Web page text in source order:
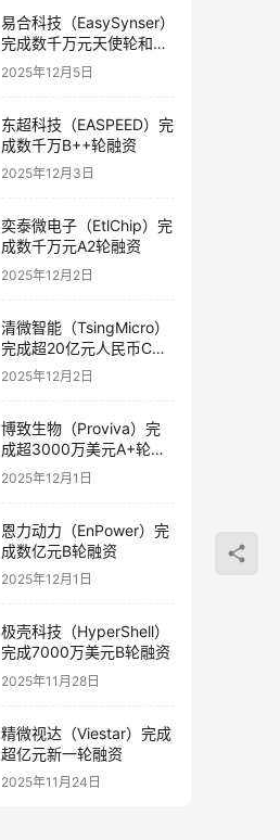
易合科技（EasySynser）
完成数千万元天使轮和天
使+轮融资
2025年12月5日
东超科技（EASPEED）完
成数千万B++轮融资
2025年12月3日
奕泰微电子（EtlChip）完
成数千万元A2轮融资
2025年12月2日
清微智能（TsingMicro）
完成超20亿元人民币C轮
融资
2025年12月2日
博致生物（Proviva）完
成超3000万美元A+轮融
资
2025年12月1日
恩力动力（EnPower）完
成数亿元B轮融资
2025年12月1日
极壳科技（HyperShell）
完成7000万美元B轮融资
2025年11月28日
精微视达（Viestar）完成
超亿元新一轮融资
2025年11月24日